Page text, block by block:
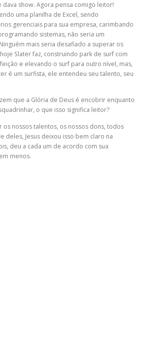
dava show. Agora pensa comigo leitor!
uma planilha de Excel, sendo
gerenciais para sua empresa, carimbando
sistemas, não seria um
mais seria desafiado a superar os
Slater faz, construindo park de surf com
e elevando o surf para outro nível, mas,
é um surfista, ele entendeu seu talento, seu
que a Glória de Deus é encobrir enquanto
o que isso significa leitor?
os nossos talentos, os nossos dons, todos
deles, Jesus deixou isso bem claro na
deu a cada um de acordo com sua
menos.